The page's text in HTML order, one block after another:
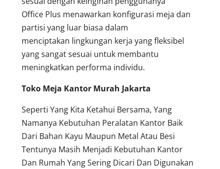
Office Plus menawarkan konfigurasi meja dan
partisi yang luar biasa dalam
menciptakan lingkungan kerja yang fleksibel
yang sangat sesuai untuk membantu
meningkatkan performa individu.
Toko Meja Kantor Murah Jakarta
Seperti Yang Kita Ketahui Bersama, Yang
Namanya Kebutuhan Peralatan Kantor Baik
Dari Bahan Kayu Maupun Metal Atau Besi
Tentunya Masih Menjadi Kebutuhan Kantor
Dan Rumah Yang Sering Dicari Dan Digunakan